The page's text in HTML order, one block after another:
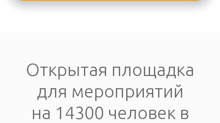
Открытая площадка
для мероприятий
на 14300 человек в